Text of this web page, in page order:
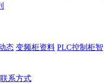
态 变频柜资料 PLC控制柜智
联系方式